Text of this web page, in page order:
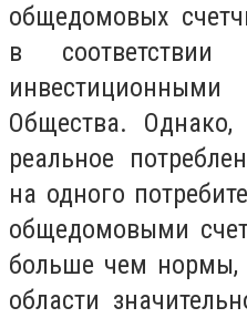
общедомовых
в соответствии
Общества.
реальное
на одного
общедомовыми
больше чем нормы,
области